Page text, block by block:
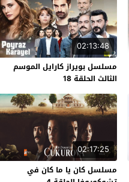
02:13:48
مسلسل بويراز كارايل الموسم
الثالث الحلقة 18
02:17:25
مسلسل كان يا ما كان في